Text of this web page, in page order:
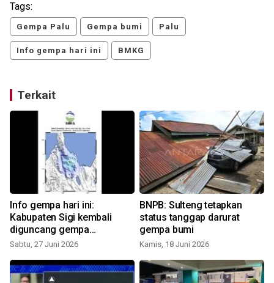
Tags:
Gempa Palu Gempa bumi Palu
Info gempa hari ini BMKG
Terkait
Info gempa hari ini:
Kabupaten Sigi kembali
diguncang gempa
magnitudo 4,0
Sabtu, 27 Juni 2026
BNPB: Sulteng tetapkan
status tanggap darurat
gempa bumi
Kamis, 18 Juni 2026